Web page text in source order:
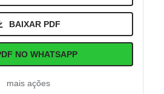
BAIXAR PDF
NO WHATSAPP
mais ações